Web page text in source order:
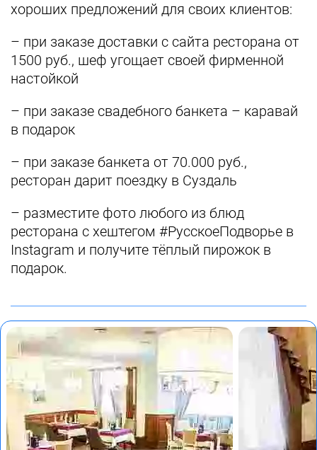
хороших предложений для своих клиентов:
– при заказе доставки с сайта ресторана от
1500 руб., шеф угощает своей фирменной
настойкой
– при заказе свадебного банкета – каравай
в подарок
– при заказе банкета от 70.000 руб.,
ресторан дарит поездку в Суздаль
– разместите фото любого из блюд
ресторана с хештегом #РусскоеПодворье в
Instagram и получите тёплый пирожок в
подарок.